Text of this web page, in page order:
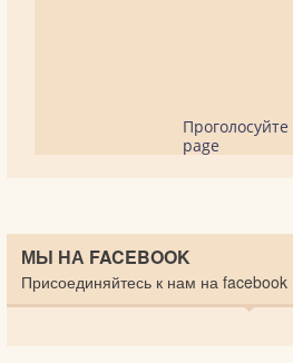
Проголосуйте
page
МЫ НА FACEBOOK
Присоединяйтесь к нам на facebook